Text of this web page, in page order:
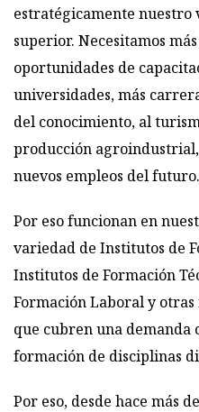
estratégicamente nuestro
superior. Necesitamos
oportunidades de
universidades, más
del conocimiento, al
producción
nuevos empleos del futuro.
Por eso funcionan en
variedad de Institutos de
Institutos de Formación
Formación Laboral y
que cubren una demanda
formación de disciplinas
Por eso, desde hace más